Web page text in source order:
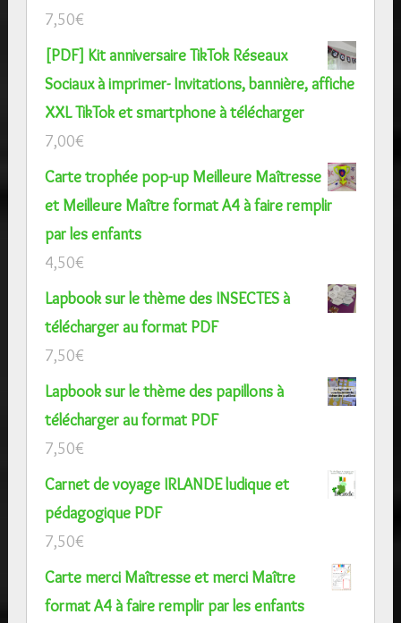
7,50€
[PDF] Kit anniversaire TikTok Réseaux
Sociaux à imprimer- Invitations, bannière, affiche
XXL TikTok et smartphone à télécharger
7,00€
Carte trophée pop-up Meilleure Maîtresse
et Meilleure Maître format A4 à faire remplir
par les enfants
4,50€
Lapbook sur le thème des INSECTES à
télécharger au format PDF
7,50€
Lapbook sur le thème des papillons à
télécharger au format PDF
7,50€
Carnet de voyage IRLANDE ludique et
pédagogique PDF
7,50€
Carte merci Maîtresse et merci Maître
format A4 à faire remplir par les enfants